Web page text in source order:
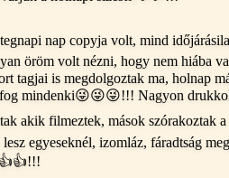
tegnapi nap copyja volt, mind
öröm volt nézni, hogy nem hiába
is megdolgoztak ma, holnap
mindenki😜😜😜!!! Nagyon
akik filmeztek, mások szórakoztak
egyeseknél, izomláz, fáradtság